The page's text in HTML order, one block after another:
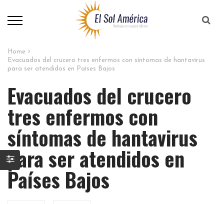
Home
Evacuados del crucero tres enfermos con síntomas de hantavirus
para ser atendidos en Países Bajos
Evacuados del crucero
tres enfermos con
síntomas de hantavirus
para ser atendidos en
Países Bajos